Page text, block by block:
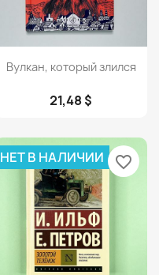
 Просмотр
Вулкан, который злился
21,48 $
НЕТ В НАЛИЧИИ favorite_border